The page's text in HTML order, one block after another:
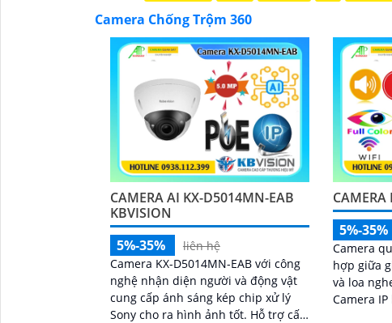
Camera Chống Trộm 360
CAMERA AI KX-D5014MN-EAB
KBVISION
5%-35%
liên hệ
Camera KX-D5014MN-EAB với công
nghệ nhận diện người và động vật
cung cấp ánh sáng kép chip xử lý
Sony cho ra hình ảnh tốt. Hỗ trợ cấp
CAMERA
5%-35%
Camera
hợp giữa
và loa
Camera